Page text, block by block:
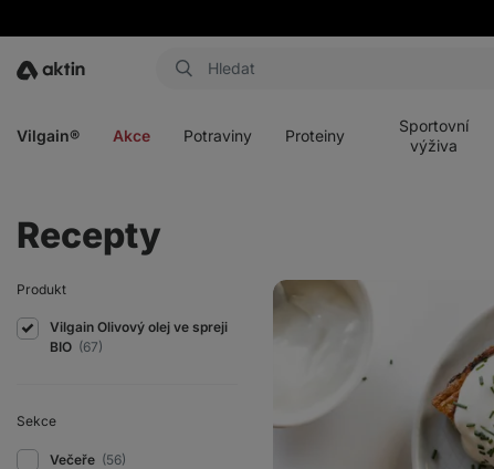
Aktin
Vilgain® Akce Potraviny Proteiny
Sportovní
výživa
Recepty
Produkt
Vilgain Olivový olej ve spreji
BIO (67)
Sekce
Večeře (56)
Zdravý